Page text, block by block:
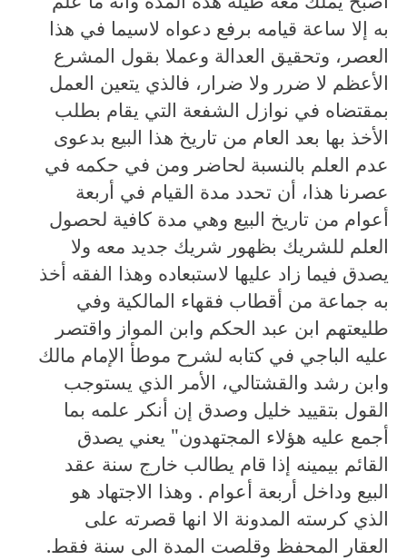
به إلا ساعة قيامه برفع دعواه لاسيما في هذا
العصر، وتحقيق العدالة وعملا بقول المشرع
الأعظم لا ضرر ولا ضرار، فالذي يتعين العمل
بمقتضاه في نوازل الشفعة التي يقام بطلب
الأخذ بها بعد العام من تاريخ هذا البيع بدعوى
عدم العلم بالنسبة لحاضر ومن في حكمه في
عصرنا هذا، أن تحدد مدة القيام في أربعة
أعوام من تاريخ البيع وهي مدة كافية لحصول
العلم للشريك بظهور شريك جديد معه ولا
يصدق فيما زاد عليها لاستبعاده وهذا الفقه أخذ
به جماعة من أقطاب فقهاء المالكية وفي
طليعتهم ابن عبد الحكم وابن المواز واقتصر
عليه الباجي في كتابه لشرح موطأ الإمام مالك
وابن رشد والقشتالي، الأمر الذي يستوجب
القول بتقييد خليل وصدق إن أنكر علمه بما
أجمع عليه هؤلاء المجتهدون" يعني يصدق
القائم بيمينه إذا قام يطالب خارج سنة عقد
البيع وداخل أربعة أعوام . وهذا الاجتهاد هو
الذي كرسته المدونة الا انها قصرته على
العقار المحفظ وقلصت المدة الى سنة فقط.